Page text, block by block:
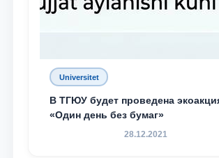
Universitet
В ТГЮУ будет проведена
«Один день без бумаг»
28.12.2021